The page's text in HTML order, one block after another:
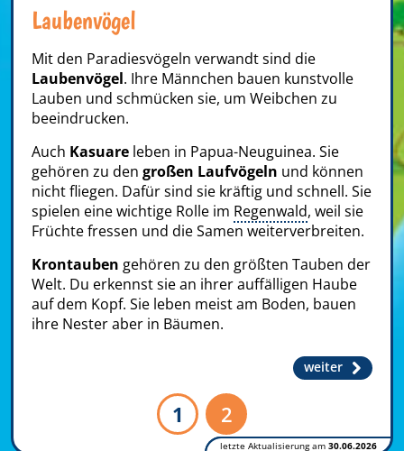
Laubenvögel
Mit den Paradiesvögeln verwandt sind die
Laubenvögel. Ihre Männchen bauen kunstvolle
Lauben und schmücken sie, um Weibchen zu
beeindrucken.
Auch Kasuare leben in Papua-Neuguinea. Sie
gehören zu den großen Laufvögeln und können
nicht fliegen. Dafür sind sie kräftig und schnell. Sie
spielen eine wichtige Rolle im Regenwald, weil sie
Früchte fressen und die Samen weiterverbreiten.
Krontauben gehören zu den größten Tauben der
Welt. Du erkennst sie an ihrer auffälligen Haube
auf dem Kopf. Sie leben meist am Boden, bauen
ihre Nester aber in Bäumen.
weiter
1 2
letzte Aktualisierung am 30.06.2026